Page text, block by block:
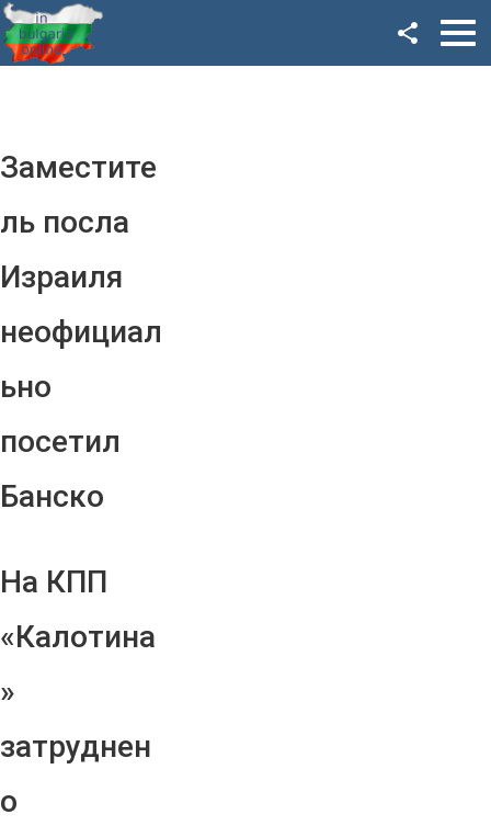
Заместите
ль посла
Израиля
неофициал
ьно
посетил
Банско
На КПП
«Калотина
»
затруднен
о